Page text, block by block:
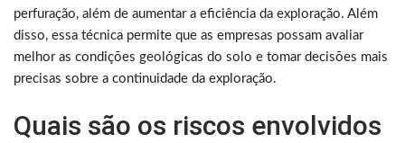
perfuração, além de aumentar a eficiência da exploração. Além
disso, essa técnica permite que as empresas possam avaliar
melhor as condições geológicas do solo e tomar decisões mais
precisas sobre a continuidade da exploração.
Quais são os riscos envolvidos